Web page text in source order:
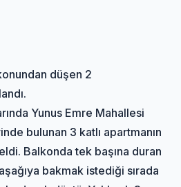
düşen 2
Yunus Emre Mahallesi
bulunan 3 katlı apartmanın
Balkonda tek başına duran
bakmak istediği sırada